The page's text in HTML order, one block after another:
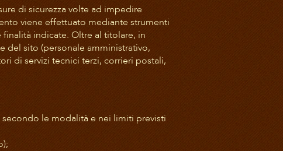
di sicurezza volte ad impedire
viene effettuato mediante strumenti
indicate. Oltre al titolare, in
del sito (personale amministrativo,
di servizi tecnici terzi, corrieri postali,
secondo le modalità e nei limiti previsti